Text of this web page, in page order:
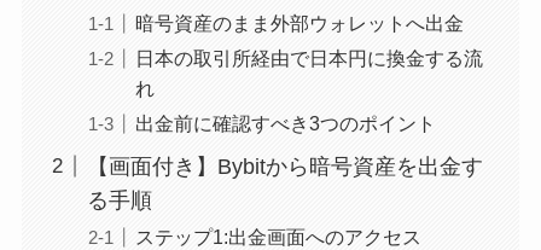
暗号資産のまま外部ウォレットへ出金
日本の取引所経由で日本円に換金する流
れ
出金前に確認すべき3つのポイント
【画面付き】Bybitから暗号資産を出金す
る手順
ステップ1:出金画面へのアクセス